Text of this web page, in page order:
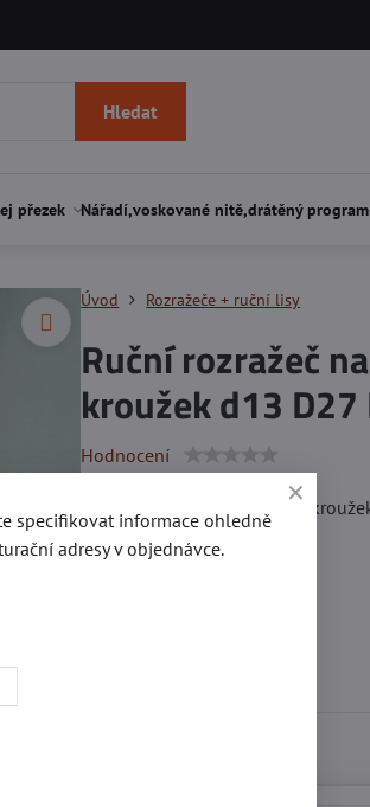
Hledat
přezek Nářadí,voskované nitě,drátěný
Úvod Rozražeče + ruční lisy
Ruční rozražeč
kroužek d13 D27
Hodnocení
Ruční rozražeč na plachtový
d - vnitřní průměr kroužku
specifikovat informace ohledně
adresy v objednávce.